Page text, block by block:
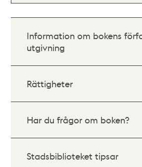
Information om bokens
utgivning
Rättigheter
Har du frågor om boken?
Stadsbiblioteket tipsar